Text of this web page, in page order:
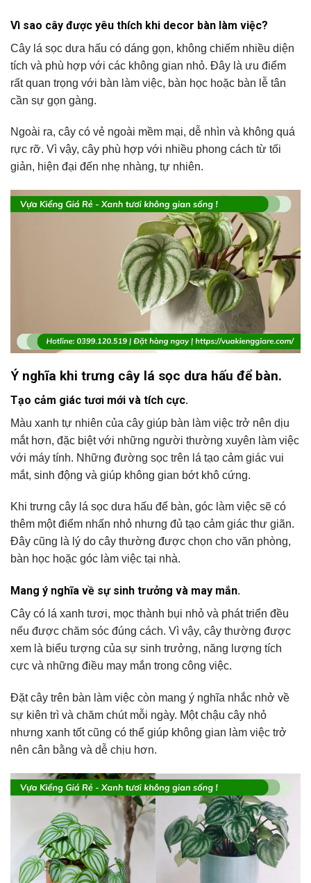
Vì sao cây được yêu thích khi decor bàn làm việc?
Cây lá sọc dưa hấu có dáng gọn, không chiếm nhiều diện
tích và phù hợp với các không gian nhỏ. Đây là ưu điểm
rất quan trọng với bàn làm việc, bàn học hoặc bàn lễ tân
cần sự gọn gàng.
Ngoài ra, cây có vẻ ngoài mềm mại, dễ nhìn và không quá
rực rỡ. Vì vậy, cây phù hợp với nhiều phong cách từ tối
giản, hiện đại đến nhẹ nhàng, tự nhiên.
Ý nghĩa khi trưng cây lá sọc dưa hấu để bàn.
Tạo cảm giác tươi mới và tích cực.
Màu xanh tự nhiên của cây giúp bàn làm việc trở nên dịu
mắt hơn, đặc biệt với những người thường xuyên làm việc
với máy tính. Những đường sọc trên lá tạo cảm giác vui
mắt, sinh động và giúp không gian bớt khô cứng.
Khi trưng cây lá sọc dưa hấu để bàn, góc làm việc sẽ có
thêm một điểm nhấn nhỏ nhưng đủ tạo cảm giác thư giãn.
Đây cũng là lý do cây thường được chọn cho văn phòng,
bàn học hoặc góc làm việc tại nhà.
Mang ý nghĩa về sự sinh trưởng và may mắn.
Cây có lá xanh tươi, mọc thành bụi nhỏ và phát triển đều
nếu được chăm sóc đúng cách. Vì vậy, cây thường được
xem là biểu tượng của sự sinh trưởng, năng lượng tích
cực và những điều may mắn trong công việc.
Đặt cây trên bàn làm việc còn mang ý nghĩa nhắc nhở về
sự kiên trì và chăm chút mỗi ngày. Một chậu cây nhỏ
nhưng xanh tốt cũng có thể giúp không gian làm việc trở
nên cân bằng và dễ chịu hơn.